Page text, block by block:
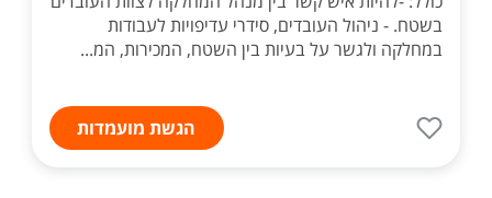
בשטח. - ניהול העובדים, סידרי עדיפויות לעבודות
במחלקה ולגשר על בעיות בין השטח, המכירות, המ...
הגשת מועמדות